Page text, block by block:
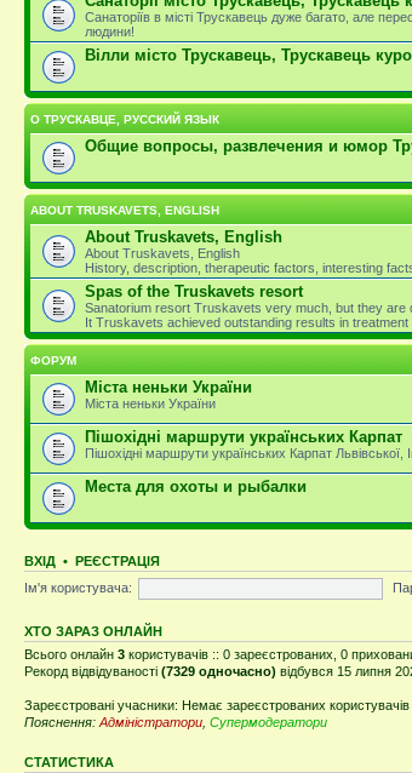
Санаторіїв в місті Трускавець дуже багато, але
людини!
Вілли місто Трускавець, Трускавець
О ТРУСКАВЦЕ, РУССКИЙ ЯЗЫК
Общие вопросы, развлечения и юмор
ABOUT TRUSKAVETS, ENGLISH
About Truskavets, English
About Truskavets, English
History, description, therapeutic factors, interesting
Spas of the Truskavets resort
Sanatorium resort Truskavets very much, but they are
It Truskavets achieved outstanding results in
ФОРУМ
Міста неньки України
Міста неньки України
Пішохідні маршрути українських Карпат
Пішохідні маршрути українських Карпат
Места для охоты и рыбалки
ВХІД • РЕЄСТРАЦІЯ
Ім'я користувача:
ХТО ЗАРАЗ ОНЛАЙН
Всього онлайн 3 користувачів :: 0 зареєстрованих, 0
Рекорд відвідуваності (7329 одночасно) відбувся 15 липня
Зареєстровані учасники: Немає зареєстрованих користувачів
Пояснення: Адміністратори Супермодератори
СТАТИСТИКА